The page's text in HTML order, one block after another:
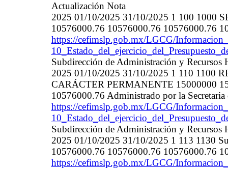
Actualización Nota
2025 01/10/2025 31/10/2025 1 100 1000
10576000.76 10576000.76 10576000.76
https://cefimslp.gob.mx/LGCG/
Subdirección de Administración y
2025 01/10/2025 31/10/2025 1 110 1100
CARÁCTER PERMANENTE 15000000
10576000.76 Administrado por la Secretaria
https://cefimslp.gob.mx/LGCG/
Subdirección de Administración y
2025 01/10/2025 31/10/2025 1 113 1130
10576000.76 10576000.76 10576000.76
https://cefimslp.gob.mx/LGCG/